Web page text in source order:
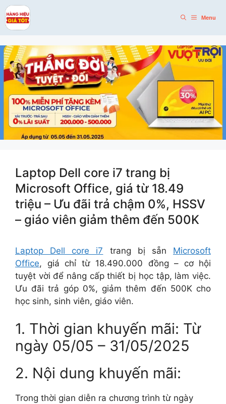
Skip
to
content
Menu
Laptop Dell core i7 trang bị
Microsoft Office, giá từ 18.49
triệu – Ưu đãi trả chậm 0%, HSSV
– giáo viên giảm thêm đến 500K
Laptop Dell core i7 trang bị sẵn Microsoft
Office, giá chỉ từ 18.490.000 đồng – cơ hội
tuyệt vời để nâng cấp thiết bị học tập, làm việc.
Ưu đãi trả góp 0%, giảm thêm đến 500K cho
học sinh, sinh viên, giáo viên.
1. Thời gian khuyến mãi: Từ
ngày 05/05 – 31/05/2025
2. Nội dung khuyến mãi:
Trong thời gian diễn ra chương trình từ ngày